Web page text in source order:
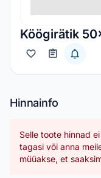
Köögirätik
Hinnainfo
Selle toote hinnad
tagasi või anna
müüakse, et